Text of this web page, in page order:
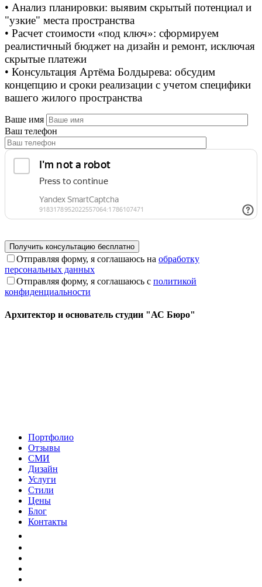
• Анализ планировки: выявим скрытый потенциал и
"узкие" места пространства
• Расчет стоимости «под ключ»: сформируем
реалистичный бюджет на дизайн и ремонт, исключая
скрытые платежи
• Консультация Артёма Болдырева: обсудим
концепцию и сроки реализации с учетом специфики
вашего жилого пространства
Ваше имя
Ваш телефон
Отправляя форму, я соглашаюсь на обработку
персональных данных
Отправляя форму, я соглашаюсь с политикой
конфиденциальности
Архитектор и основатель студии "АС Бюро"
Портфолио
Отзывы
СМИ
Дизайн
Услуги
Стили
Цены
Блог
Контакты